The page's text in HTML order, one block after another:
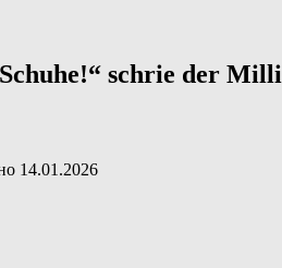
schrie der
14.01.2026